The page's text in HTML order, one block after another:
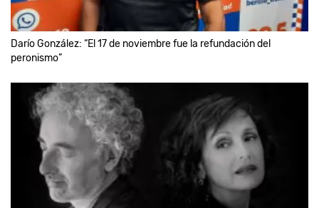
Darío González: “El 17 de noviembre fue la refundación del
peronismo”